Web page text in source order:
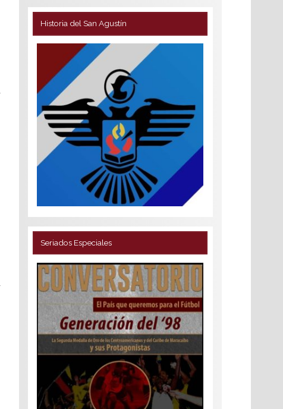
Historia del San Agustín
Seriados Especiales